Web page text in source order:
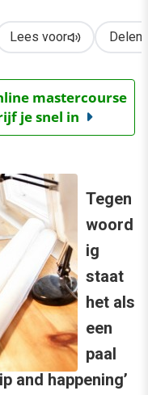
Lees voor Delen
mastercourse
je snel in
Tegen
woord
ig
staat
het als
een
paal
and happening’